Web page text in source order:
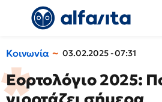
Κοινωνία 03.02.2025 - 07:31
Εορτολόγιο 2025: